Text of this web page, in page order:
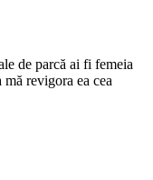
de parcă ai fi femeia
revigora ea cea